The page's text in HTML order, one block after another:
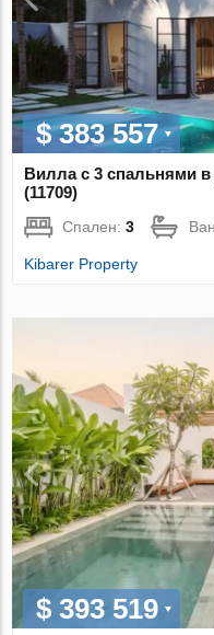
$ 383 557
Вилла с 3 спальнями
(11709)
Спален:3
Kibarer Property
$ 393 519